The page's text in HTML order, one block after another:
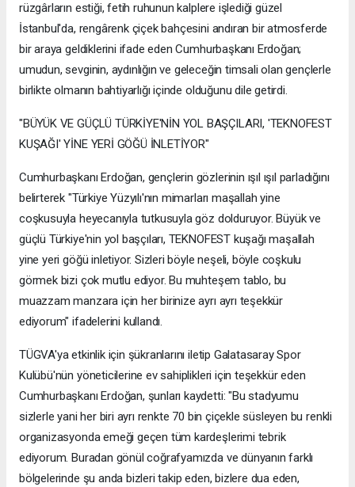
rüzgârların estiği, fetih ruhunun kalplere işlediği güzel
İstanbul'da, rengârenk çiçek bahçesini andıran bir atmosferde
bir araya geldiklerini ifade eden Cumhurbaşkanı Erdoğan;
umudun, sevginin, aydınlığın ve geleceğin timsali olan gençlerle
birlikte olmanın bahtiyarlığı içinde olduğunu dile getirdi.
"BÜYÜK VE GÜÇLÜ TÜRKİYE'NİN YOL BAŞÇILARI, 'TEKNOFEST
KUŞAĞI' YİNE YERİ GÖĞÜ İNLETİYOR"
Cumhurbaşkanı Erdoğan, gençlerin gözlerinin ışıl ışıl parladığını
belirterek "Türkiye Yüzyılı'nın mimarları maşallah yine
coşkusuyla heyecanıyla tutkusuyla göz dolduruyor. Büyük ve
güçlü Türkiye'nin yol başçıları, TEKNOFEST kuşağı maşallah
yine yeri göğü inletiyor. Sizleri böyle neşeli, böyle coşkulu
görmek bizi çok mutlu ediyor. Bu muhteşem tablo, bu
muazzam manzara için her birinize ayrı ayrı teşekkür
ediyorum" ifadelerini kullandı.
TÜGVA'ya etkinlik için şükranlarını iletip Galatasaray Spor
Kulübü'nün yöneticilerine ev sahiplikleri için teşekkür eden
Cumhurbaşkanı Erdoğan, şunları kaydetti: "Bu stadyumu
sizlerle yani her biri ayrı renkte 70 bin çiçekle süsleyen bu renkli
organizasyonda emeği geçen tüm kardeşlerimi tebrik
ediyorum. Buradan gönül coğrafyamızda ve dünyanın farklı
bölgelerinde şu anda bizleri takip eden, bizlere dua eden,